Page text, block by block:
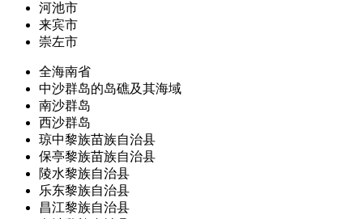
河池市
来宾市
崇左市
全海南省
中沙群岛的岛礁及其海域
南沙群岛
西沙群岛
琼中黎族苗族自治县
保亭黎族苗族自治县
陵水黎族自治县
乐东黎族自治县
昌江黎族自治县